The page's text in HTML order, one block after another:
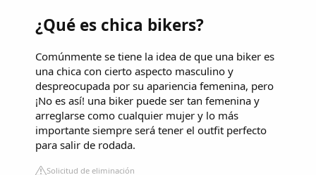
¿Qué es chica bikers?
Comúnmente se tiene la idea de que una biker es
una chica con cierto aspecto masculino y
despreocupada por su apariencia femenina, pero
¡No es así! una biker puede ser tan femenina y
arreglarse como cualquier mujer y lo más
importante siempre será tener el outfit perfecto
para salir de rodada.
Solicitud de eliminación